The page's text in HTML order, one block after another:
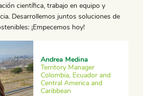
científica, trabajo en equipo y
Desarrollemos juntos soluciones de
¡Empecemos hoy!
Andrea Medina
Territory Manager
Colombia, Ecuador and
Central America and
Caribbean